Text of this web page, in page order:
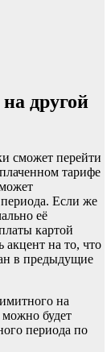
другой
сможет перейти
тарифе
Если же
её
картой
акцент на то, что
в предыдущие
на
будет
периода по